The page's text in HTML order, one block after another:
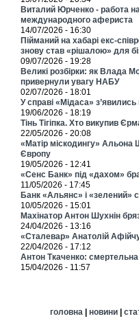
Виталий Юрченко - работа
международного афериста
14/07/2026 - 16:30
Пійманий на хабарі екс-
знову став «рішалою» для
09/07/2026 - 19:28
Великі розбірки: як Влада
привернули увагу НАБУ
02/07/2026 - 18:01
У справі «Мідаса»
19/06/2026 - 18:19
Тінь Тігіпка. Хто викупив
22/05/2026 - 20:08
«Матір міскодингу» Альона
Європу
19/05/2026 - 12:41
«Сенс Банк» під «дахом»
11/05/2026 - 17:45
Банк «Альянс» і «зелений»
10/05/2026 - 15:01
Махінатор Антон Шухнін
24/04/2026 - 13:16
«Сталевар» Анатолій
22/04/2026 - 17:12
Антон Ткаченко:
15/04/2026 - 11:57
головна| новини|